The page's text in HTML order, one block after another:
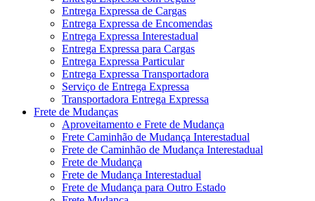
Entrega Expressa de Cargas
Entrega Expressa de Encomendas
Entrega Expressa Interestadual
Entrega Expressa para Cargas
Entrega Expressa Particular
Entrega Expressa Transportadora
Serviço de Entrega Expressa
Transportadora Entrega Expressa
Frete de Mudanças
Aproveitamento e Frete de Mudança
Frete Caminhão de Mudança Interestadual
Frete de Caminhão de Mudança Interestadual
Frete de Mudança
Frete de Mudança Interestadual
Frete de Mudança para Outro Estado